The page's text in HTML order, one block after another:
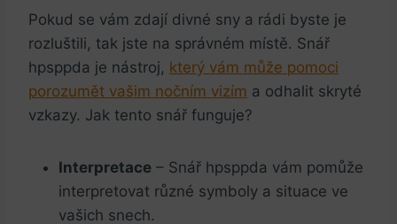
Pokud se vám zdají divné sny a rádi byste je
rozluštili, tak jste na správném místě. Snář
hpsppda je nástroj, který vám může pomoci
porozumět vašim nočním vizím a odhalit skryté
vzkazy. Jak tento snář funguje?
Interpretace – Snář hpsppda vám pomůže
interpretovat různé symboly a situace ve
vašich snech.